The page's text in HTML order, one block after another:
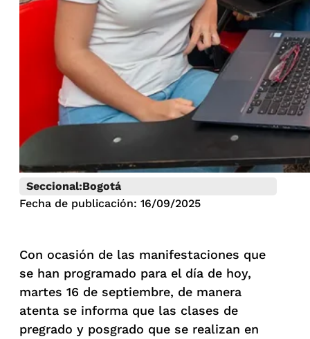
Seccional:Bogotá
Fecha de publicación: 16/09/2025
Con ocasión de las manifestaciones que
se han programado para el día de hoy,
martes 16 de septiembre, de manera
atenta se informa que las clases de
pregrado y posgrado que se realizan en